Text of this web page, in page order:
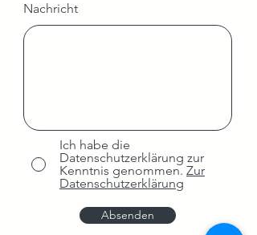
Nachricht
Ich habe die
Datenschutzerklärung zur
Kenntnis genommen. Zur
Datenschutzerklärung
Absenden